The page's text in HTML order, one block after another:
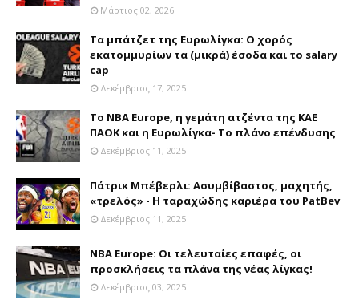
Μάρτιος 02, 2026
Τα μπάτζετ της Ευρωλίγκα: Ο χορός
εκατομμυρίων τα (μικρά) έσοδα και το salary
cap
Δεκέμβριος 17, 2025
Το NBA Europe, η γεμάτη ατζέντα της ΚΑΕ
ΠΑΟΚ και η Ευρωλίγκα- Το πλάνο επένδυσης
Δεκέμβριος 11, 2025
Πάτρικ Μπέβερλι: Ασυμβίβαστος, μαχητής,
«τρελός» - Η ταραχώδης καριέρα του PatBev
Δεκέμβριος 11, 2025
NBA Europe: Οι τελευταίες επαφές, οι
προσκλήσεις τα πλάνα της νέας λίγκας!
Δεκέμβριος 03, 2025